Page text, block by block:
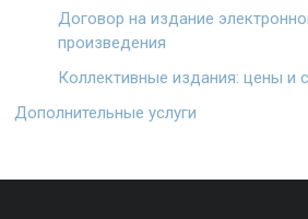
Договор на издание
произведения
Коллективные издания: цены и
Дополнительные услуги